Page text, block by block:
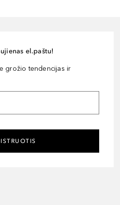
el.paštu!
grožio tendencijas ir